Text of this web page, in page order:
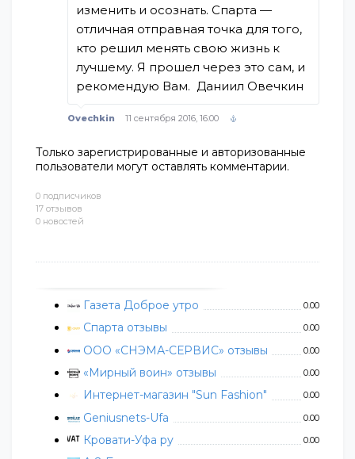
0 подписчиков
17 отзывов
0 новостей
Газета Доброе утро 0.00
Спарта отзывы 0.00
ООО «СНЭМА-СЕРВИС» отзывы 0.00
«Мирный воин» отзывы 0.00
Интернет-магазин "Sun Fashion" 0.00
Geniusnets-Ufa 0.00
Кровати-Уфа ру 0.00
изменить и осознать. Спарта —
отличная отправная точка для того,
кто решил менять свою жизнь к
лучшему. Я прошел через это сам, и
рекомендую Вам. Даниил Овечкин
Ovechkin 11 сентября 2016, 16:00
Только зарегистрированные и авторизованные
пользователи могут оставлять комментарии.